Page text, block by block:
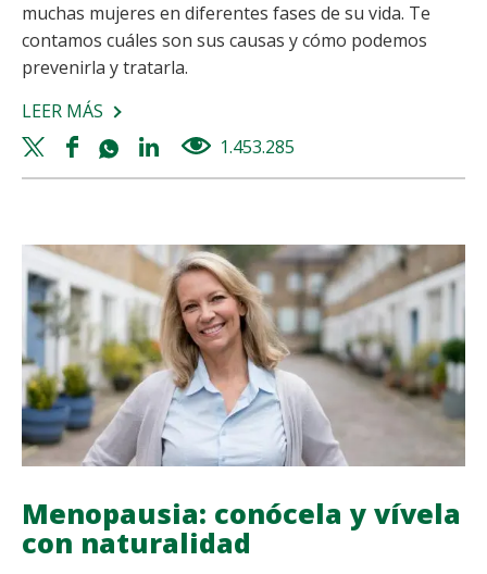
muchas mujeres en diferentes fases de su vida. Te
contamos cuáles son sus causas y cómo podemos
prevenirla y tratarla.
LEER MÁS SOBRE
SEQUEDAD
VAGINAL:
Y
CÓMO
ALIVIARLA
Twitter
share
Facebook
share
Whatsapp
share
Linkedin
share
1.453.285
Menopausia: conócela y vívela
con naturalidad